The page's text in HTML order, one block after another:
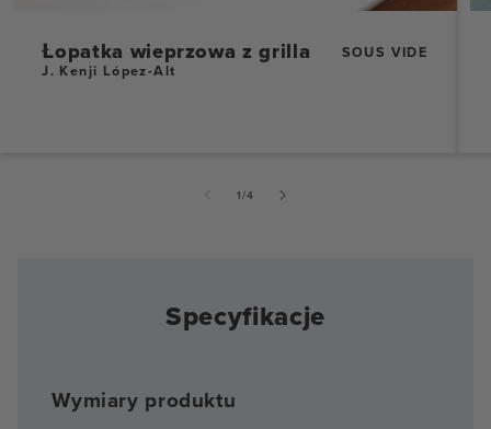
Łopatka wieprzowa z grilla
SOUS VIDE
J. Kenji López-Alt
1/z4
Specyfikacje
Wymiary produktu